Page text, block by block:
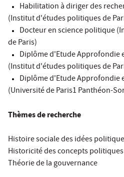
Habilitation à diriger des
(Institut d'études politiques de
Docteur en science politique
de Paris)
Diplôme d'Etude Approfondie
(Institut d'études politiques de
Diplôme d'Etude Approfondie
(Université de Paris1 Panthéon-
Thèmes de recherche
Histoire sociale des idées
Historicité des concepts politiques
Théorie de la gouvernance